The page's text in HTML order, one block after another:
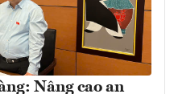
Nâng cao an